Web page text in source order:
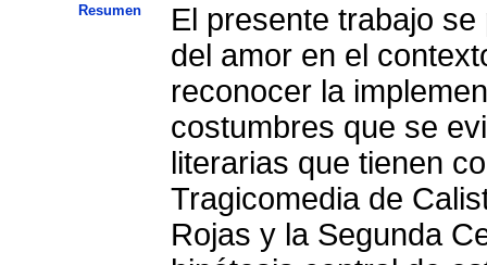
Resumen
El presente trabajo
del amor en el
reconocer la
costumbres que se
literarias que tienen
Tragicomedia de
Rojas y la Segunda